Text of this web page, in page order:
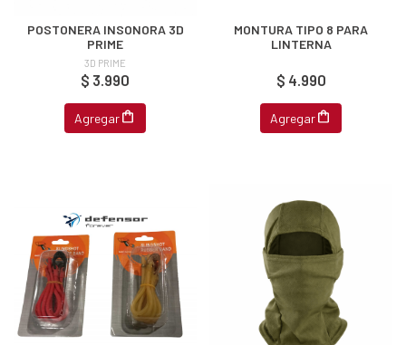
POSTONERA INSONORA 3D
PRIME
3D PRIME
$ 3.990
Agregar
MONTURA TIPO 8 PARA
LINTERNA
$ 4.990
Agregar